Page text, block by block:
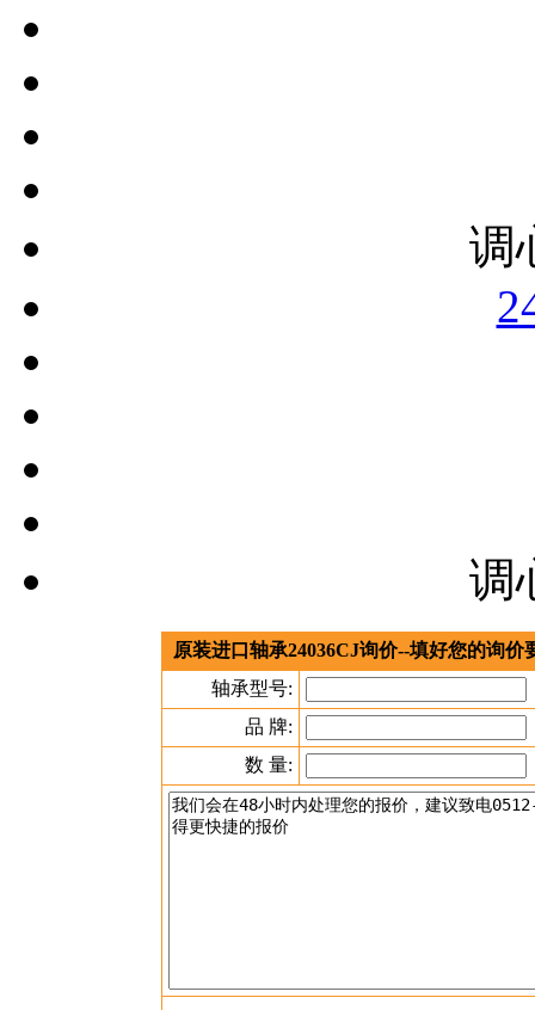
调
调
原装进口轴承24036CJ询价--填好您的询价
轴承型号:
品 牌:
数 量: